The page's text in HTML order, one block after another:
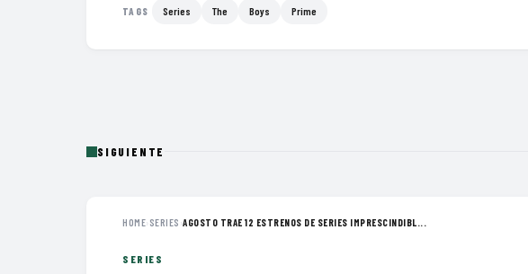
TAGS Series The Boys Prime
SIGUIENTE
HOME› SERIES ›AGOSTO TRAE 12 ESTRENOS DE SERIES IMPRESCINDIBL...
SERIES